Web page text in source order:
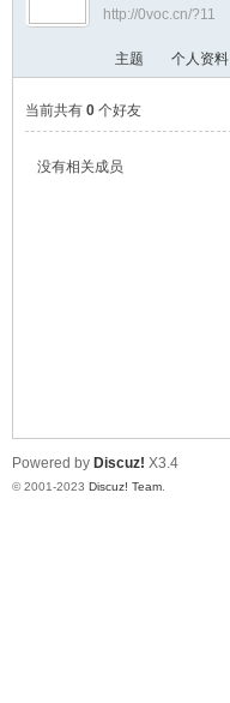
›
http://0voc.cn/?11
主题 个人资料
当前共有 0个好友
没有相关成员
Powered by Discuz! X3.4
© 2001-2023 Discuz! Team.